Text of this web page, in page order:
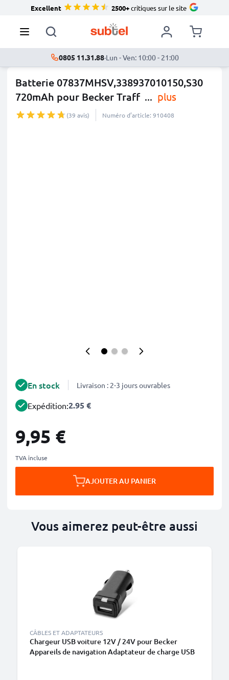
Excellent 2500+critiques sur le site
0805 11.31.88·Lun - Ven: 10:00 - 21:00
Batterie 07837MHSV,338937010150,S30
720mAh pour Becker Traff ... plus
(39 avis) Numéro d’article: 910408
En stock Livraison : 2-3 jours ouvrables
Expédition:2.95 €
9,95 €
TVA incluse
AJOUTER AU PANIER
Vous aimerez peut-être aussi
CÂBLES ET ADAPTATEURS
Chargeur USB voiture 12V / 24V pour Becker
Appareils de navigation Adaptateur de charge USB